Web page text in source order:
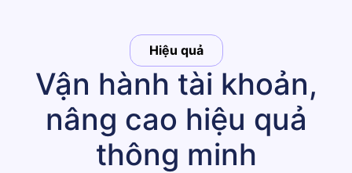
Hiệu quả
Vận hành tài khoản,
nâng cao hiệu quả
thông minh